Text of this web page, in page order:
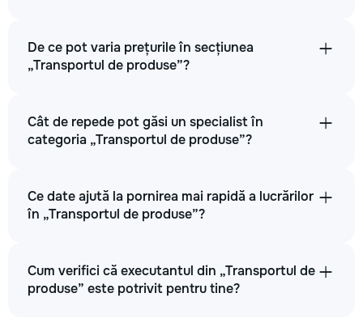
De ce pot varia prețurile în secțiunea
„Transportul de produse”?
Cât de repede pot găsi un specialist în
categoria „Transportul de produse”?
Ce date ajută la pornirea mai rapidă a lucrărilor
în „Transportul de produse”?
Cum verifici că executantul din „Transportul de
produse” este potrivit pentru tine?